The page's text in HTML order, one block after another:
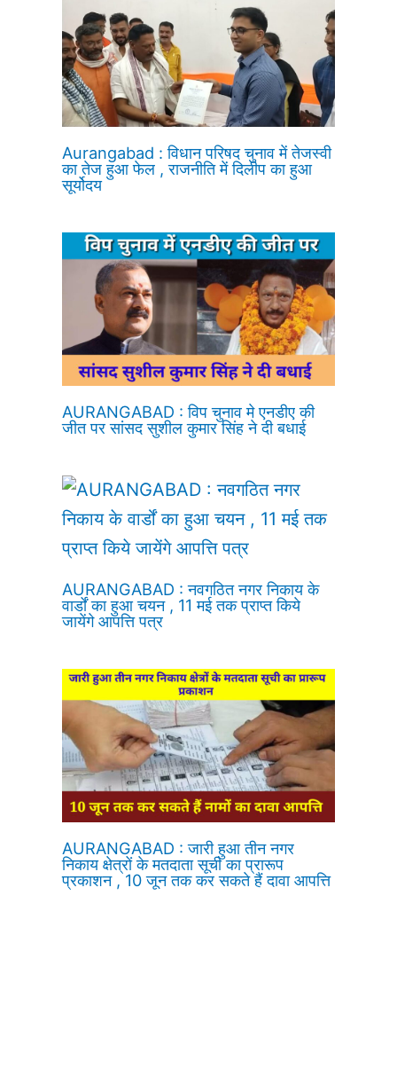
Aurangabad : विधान परिषद चुनाव में तेजस्वी
का तेज हुआ फेल , राजनीति में दिलीप का हुआ
सूर्योदय
AURANGABAD : विप चुनाव मे एनडीए की
जीत पर सांसद सुशील कुमार सिंह ने दी बधाई
AURANGABAD : नवगठित नगर निकाय के
वार्डों का हुआ चयन , 11 मई तक प्राप्त किये
जायेंगे आपत्ति पत्र
AURANGABAD : जारी हुआ तीन नगर
निकाय क्षेत्रों के मतदाता सूची का प्रारूप
प्रकाशन , 10 जून तक कर सकते हैं दावा आपत्ति